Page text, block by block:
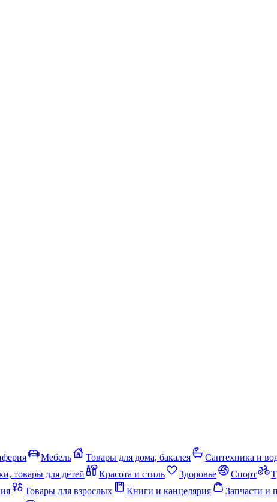
Мебель Товары для дома, бакалея Сантехника и
товары для детей Красота и стиль Здоровье Спорт
Товары для взрослых Книги и канцелярия Запчасти и